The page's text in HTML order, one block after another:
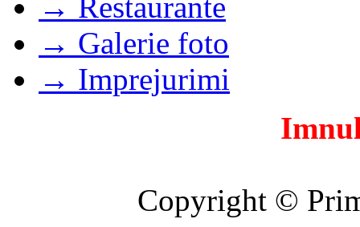
→ Restaurante
→ Galerie foto
→ Imprejurimi
Copyright ©